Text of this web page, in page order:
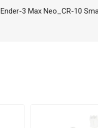
Ender-3 Max Neo_CR-10